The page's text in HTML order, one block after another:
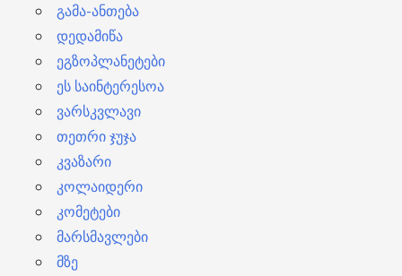
გამა-ანთება
დედამიწა
ეგზოპლანეტები
ეს საინტერესოა
ვარსკვლავი
თეთრი ჯუჯა
კვაზარი
კოლაიდერი
კომეტები
მარსმავლები
მზე